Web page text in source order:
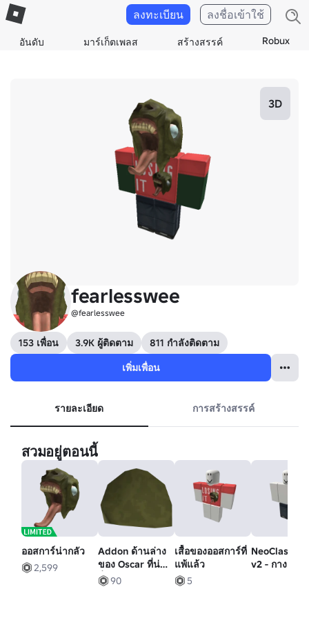
อันดับ มาร์เก็ตเพลส สร้างสรรค์ Robux
ลงทะเบียน ลงชื่อเข้าใช้
3D
fearlesswee
@fearlesswee
153 เพื่อน 3.9K ผู้ติดตาม
811 กำลังติดตาม
เพิ่มเพื่อน
รายละเอียด การสร้างสรรค์
สวมอยู่ตอนนี้
ออสการ์น่ากลัว
2,599
Addon ด้านล่าง
ของ Oscar ที่น่า
ตื่นเต้น
90
เสื้อของออสการ์ที่
แพ้แล้ว
5
NeoClassic
v2 - กางเกง